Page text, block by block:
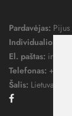
Pardavėjas:
Individualios
El. paštas:
Telefonas: +370
Šalis: Lietuva